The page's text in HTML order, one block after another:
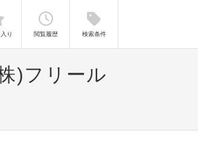
り 閲覧履歴 検索条件
)フリール